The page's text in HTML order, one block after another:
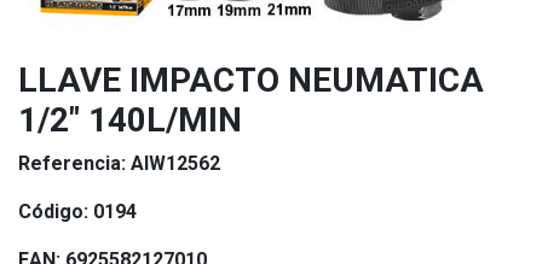
LLAVE IMPACTO NEUMATICA
1/2" 140L/MIN
Referencia: AIW12562
Código: 0194